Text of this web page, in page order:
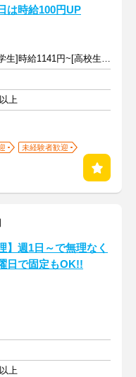
は時給100円UP
[一般]時給1141円~[学生]時給1141円~[高校生]時給1141円~+交通費
上
未経験者歓迎
】週1日～で無理なく
日で固定もOK!!
上